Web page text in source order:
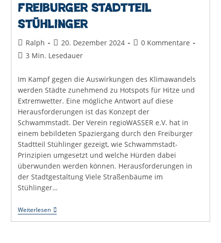
Freiburger Stadtteil
Stühlinger
Beitrags-
Autor:
Ralph
Beitrag
veröffentlicht:
20. Dezember 2024
Beitrags-
0 Kommentare
Lesedauer:
3 Min. Lesedauer
Im Kampf gegen die Auswirkungen des Klimawandels
werden Städte zunehmend zu Hotspots für Hitze und
Extremwetter. Eine mögliche Antwort auf diese
Herausforderungen ist das Konzept der
Schwammstadt. Der Verein regioWASSER e.V. hat in
einem bebildeten Spaziergang durch den Freiburger
Stadtteil Stühlinger gezeigt, wie Schwammstadt-
Prinzipien umgesetzt und welche Hürden dabei
überwunden werden können. Herausforderungen in
der Stadtgestaltung Viele Straßenbäume im
Stühlinger…
WeiterlesenSchwammstadt
Im